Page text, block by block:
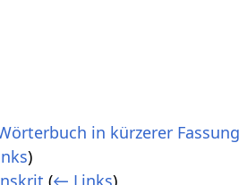
in kürzerer
)